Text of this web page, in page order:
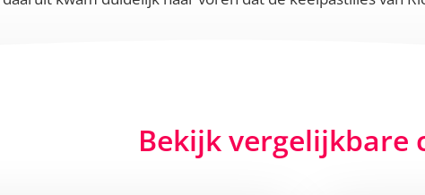
Bekijk vergelijkbare